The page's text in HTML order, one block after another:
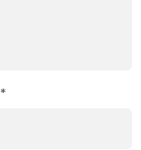
*